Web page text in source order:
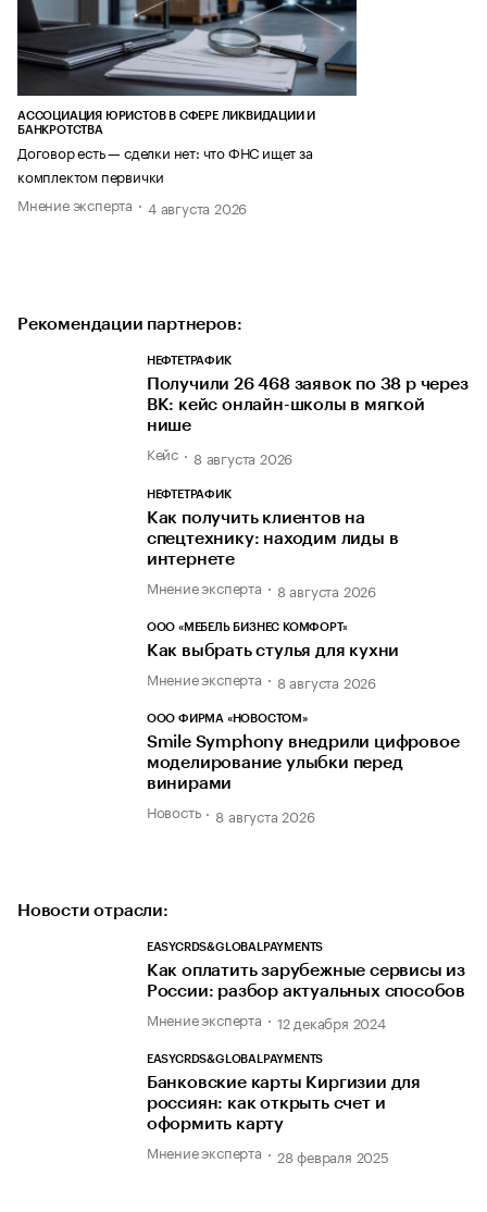
АССОЦИАЦИЯ ЮРИСТОВ В СФЕРЕ ЛИКВИДАЦИИ И
БАНКРОТСТВА
Договор есть — сделки нет: что ФНС ищет за
комплектом первички
Мнение эксперта
4 августа 2026
Рекомендации партнеров:
НЕФТЕТРАФИК
Получили 26 468 заявок по 38 р через
ВК: кейс онлайн-школы в мягкой
нише
Кейс 8 августа 2026
НЕФТЕТРАФИК
Как получить клиентов на
спецтехнику: находим лиды в
интернете
Мнение эксперта 8 августа 2026
ООО «МЕБЕЛЬ БИЗНЕС КОМФОРТ»
Как выбрать стулья для кухни
Мнение эксперта 8 августа 2026
ООО ФИРМА «НОВОСТОМ»
Smile Symphony внедрили цифровое
моделирование улыбки перед
винирами
Новость 8 августа 2026
Новости отрасли:
EASYCRDS&GLOBALPAYMENTS
Как оплатить зарубежные сервисы из
России: разбор актуальных способов
Мнение эксперта 12 декабря 2024
EASYCRDS&GLOBALPAYMENTS
Банковские карты Киргизии для
россиян: как открыть счет и
оформить карту
Мнение эксперта 28 февраля 2025